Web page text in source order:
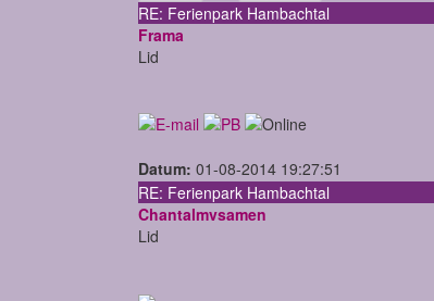
RE: Ferienpark Hambachtal
Frama
Lid
Datum: 01-08-2014 19:27:51
RE: Ferienpark Hambachtal
Chantalmvsamen
Lid